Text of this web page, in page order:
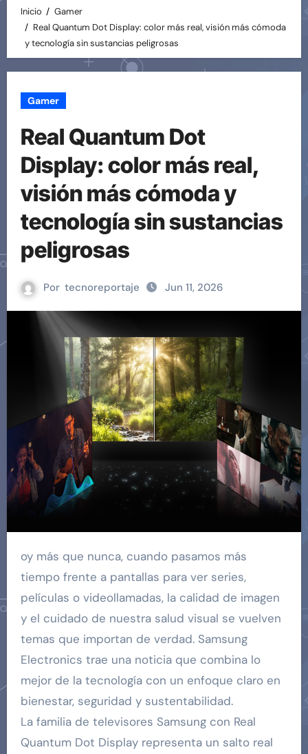
Inicio
Gamer
Real Quantum Dot Display: color más real, visión más cómoda
y tecnología sin sustancias peligrosas
Gamer
Real Quantum Dot
Display: color más real,
visión más cómoda y
tecnología sin sustancias
peligrosas
Por tecnoreportaje Jun 11, 2026
oy más que nunca, cuando pasamos más
tiempo frente a pantallas para ver series,
películas o videollamadas, la calidad de imagen
y el cuidado de nuestra salud visual se vuelven
temas que importan de verdad. Samsung
Electronics trae una noticia que combina lo
mejor de la tecnología con un enfoque claro en
bienestar, seguridad y sustentabilidad.
La familia de televisores Samsung con Real
Quantum Dot Display representa un salto real